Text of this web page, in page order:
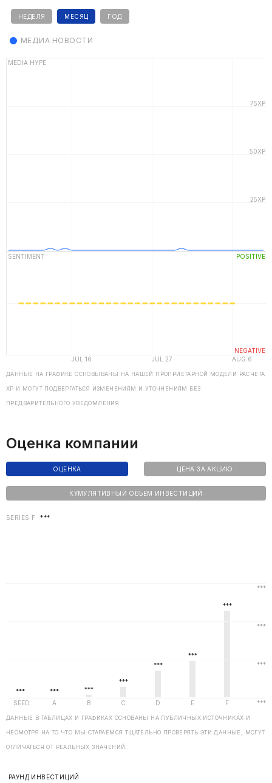
НЕДЕЛЯ МЕСЯЦ ГОД
МЕДИА НОВОСТИ
ДАННЫЕ НА ГРАФИКЕ ОСНОВЫВАНЫ НА НАШЕЙ ПРОПРИЕТАРНОЙ МОДЕЛИ РАСЧЕТА
ХP И МОГУТ ПОДВЕРГАТЬСЯ ИЗМЕНЕНИЯМ И УТОЧНЕНИЯМ БЕЗ
ПРЕДВАРИТЕЛЬНОГО УВЕДОМЛЕНИЯ
Оценка компании
ОЦЕНКА ЦЕНА ЗА АКЦИЮ
КУМУЛЯТИВНЫЙ ОБЪЕМ ИНВЕСТИЦИЙ
SERIES F ***
ДАННЫЕ В ТАБЛИЦАХ И ГРАФИКАХ ОСНОВАНЫ НА ПУБЛИЧНЫХ ИСТОЧНИКАХ И
НЕСМОТРЯ НА ТО ЧТО МЫ СТАРАЕМСЯ ТЩАТЕЛЬНО ПРОВЕРЯТЬ ЭТИ ДАННЫЕ, МОГУТ
ОТЛИЧАТЬСЯ ОТ РЕАЛЬНЫХ ЗНАЧЕНИЙ.
РАУНД ИНВЕСТИЦИЙ